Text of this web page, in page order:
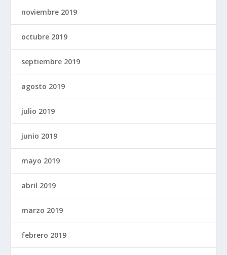
noviembre 2019
octubre 2019
septiembre 2019
agosto 2019
julio 2019
junio 2019
mayo 2019
abril 2019
marzo 2019
febrero 2019